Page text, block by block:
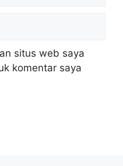
situs web saya
komentar saya